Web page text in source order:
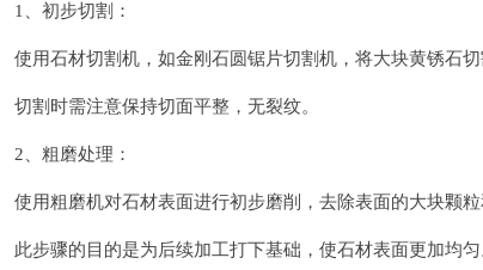
1、初步切割：
使用石材切割机，如金刚石圆锯片切割机，将大块黄锈石切
切割时需注意保持切面平整，无裂纹。
2、粗磨处理：
使用粗磨机对石材表面进行初步磨削，去除表面的大块颗粒
此步骤的目的是为后续加工打下基础，使石材表面更加均匀